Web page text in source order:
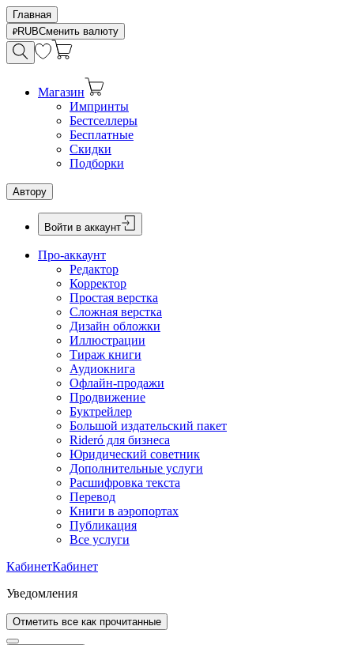
Главная
RUBСменить валюту
Магазин
Импринты
Бестселлеры
Бесплатные
Скидки
Подборки
Автору
Войти в аккаунт
Про-аккаунт
Редактор
Корректор
Простая верстка
Сложная верстка
Дизайн обложки
Иллюстрации
Тираж книги
Аудиокнига
Офлайн-продажи
Продвижение
Буктрейлер
Большой издательский пакет
Rideró для бизнеса
Юридический советник
Дополнительные услуги
Расшифровка текста
Перевод
Книги в аэропортах
Публикация
Все услуги
КабинетКабинет
Уведомления
Отметить все как прочитанные